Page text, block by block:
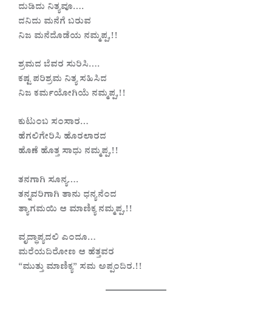
ದುಡಿದು ನಿತ್ಯವೂ….
ದನಿದು ಮನೆಗೆ ಬರುವ
ನಿಜ ಮನೆದೊಡೆಯ ನಮ್ಮಪ್ಪ,!!
ಶ್ರಮದ ಬೆವರ ಸುರಿಸಿ….
ಕಷ್ಟ ಪರಿಶ್ರಮ ನಿತ್ಯ ಸಹಿಸಿದ
ನಿಜ ಕರ್ಮಯೋಗಿಯೆ ನಮ್ಮಪ್ಪ,!!
ಕುಟುಂಬ ಸಂಸಾರ…
ಹೆಗಲಿಗೇರಿಸಿ ಹೊರಲಾರದ
ಹೊಣೆ ಹೊತ್ತ ಸಾಧು ನಮ್ಮಪ್ಪ,!!
ತನಗಾಗಿ ಸೂನ್ಯ….
ತನ್ನವರಿಗಾಗಿ ತಾನು ಧನ್ಯನೆಂದ
ತ್ಯಾಗಮಯಿ ಆ ಮಾಣಿಕ್ಯ ನಮ್ಮಪ್ಪ,!!
ವೃದ್ಧಾಪ್ಯದಲಿ ಎಂದೂ…
ಮರೆಯದಿರೋಣ ಆ ಹೆತ್ತವರ
“ಮುತ್ತು ಮಾಣಿಕ್ಯ” ಸಮ ಅಪ್ಪಂದಿರ.!!